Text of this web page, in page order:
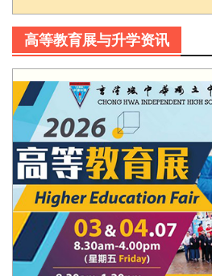
高等教育展与升学资讯